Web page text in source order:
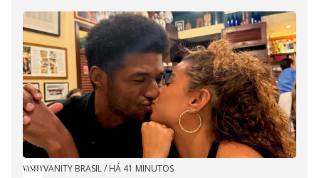
VANITY BRASIL/ HÁ 41 MINUTOS